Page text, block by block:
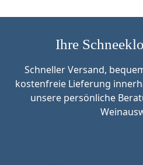
Ihre
Schneller Versand,
kostenfreie Lieferung
unsere persönliche